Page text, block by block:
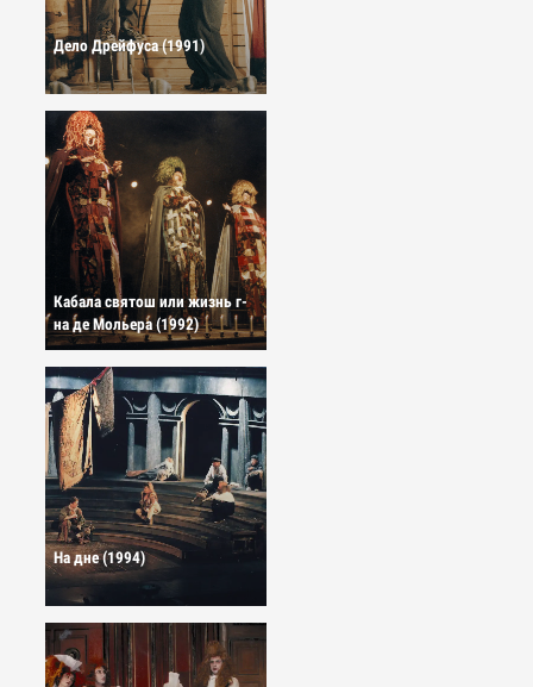
Дело Дрейфуса (1991)
Кабала святош или жизнь г-
на де Мольера (1992)
На дне (1994)